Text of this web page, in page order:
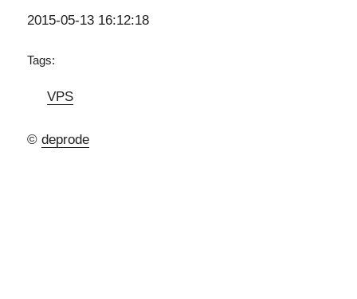
2015-05-13 16:12:18
Tags:
VPS
© deprode